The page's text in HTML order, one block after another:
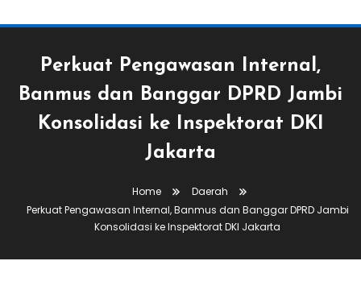
Perkuat Pengawasan Internal,
Banmus dan Banggar DPRD Jambi
Konsolidasi ke Inspektorat DKI
Jakarta
Home
Daerah
Perkuat Pengawasan Internal, Banmus dan Banggar DPRD Jambi
Konsolidasi ke Inspektorat DKI Jakarta